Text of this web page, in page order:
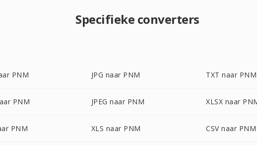
Specifieke converters
PNM JPG naar PNM TXT naar PNM
PNM JPEG naar PNM XLSX naar
PNM XLS naar PNM CSV naar PNM